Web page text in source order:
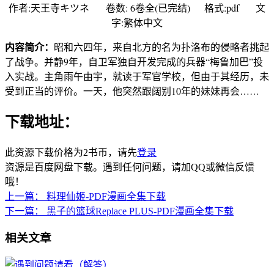
作者:天王寺キツネ 卷数: 6卷全(已完结) 格式:pdf 文
字:繁体中文
内容简介： 昭和六四年，来自北方的名为扑洛布的侵略者挑起
了战争。并静9年，自卫军独自开发完成的兵器“梅鲁加巴”投
入实战。主角雨午由宇，就读于军官学校，但由于其经历，未
受到正当的评价。一天，他突然跟阔别10年的妹妹再会……
下载地址：
此资源下载价格为2书币，请先登录
资源是百度网盘下载。遇到任何问题，请加QQ或微信反馈
哦！
上一篇：
料理仙姬-PDF漫画全集下载
下一篇：
黑子的篮球Replace PLUS-PDF漫画全集下载
相关文章